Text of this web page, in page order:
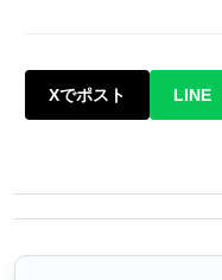
Xでポスト LINE